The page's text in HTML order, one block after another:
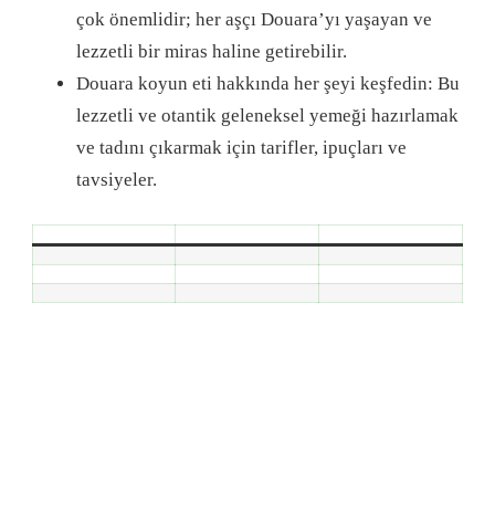
çok önemlidir; her aşçı Douara’yı yaşayan ve
lezzetli bir miras haline getirebilir.
Douara koyun eti hakkında her şeyi keşfedin: Bu
lezzetli ve otantik geleneksel yemeği hazırlamak
ve tadını çıkarmak için tarifler, ipuçları ve
tavsiyeler.